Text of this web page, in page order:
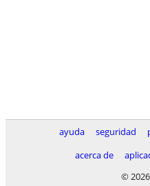
ayuda seguridad
acerca de
©